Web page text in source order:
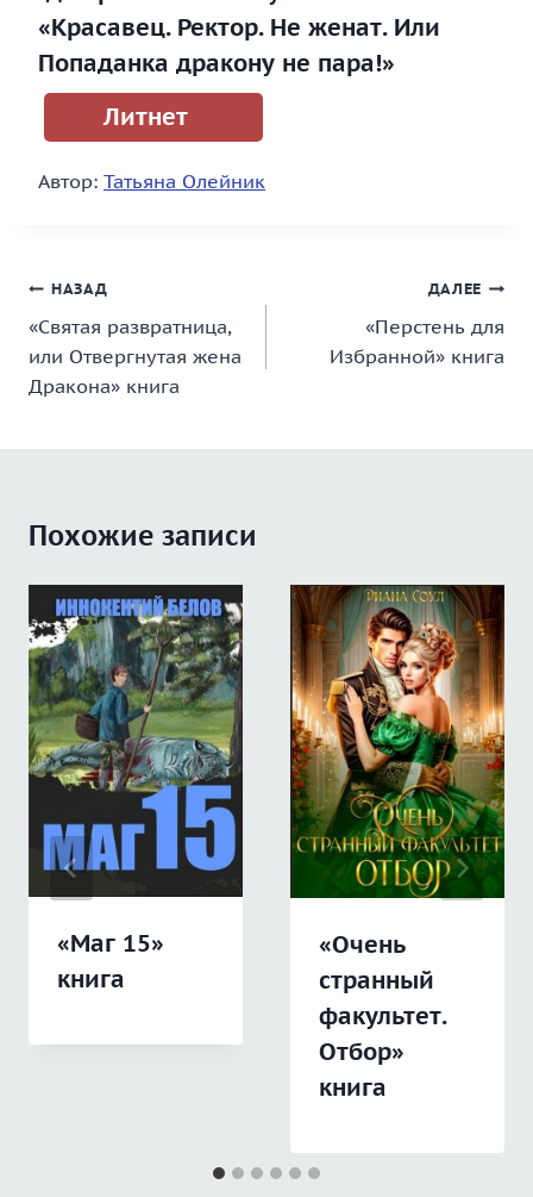
«Красавец. Ректор. Не женат. Или
Попаданка дракону не пара!»
Литнет
Автор: Татьяна Олейник
Навигация
по
записям
НАЗАД
«Святая развратница,
или Отвергнутая жена
Дракона» книга
ДАЛЕЕ
«Перстень для
Избранной» книга
Похожие записи
«Маг 15»
книга
«Очень
странный
факультет.
Отбор»
книга